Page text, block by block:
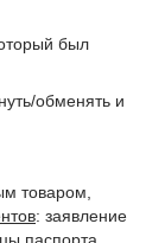
был
обменять и
товаром,
: заявление